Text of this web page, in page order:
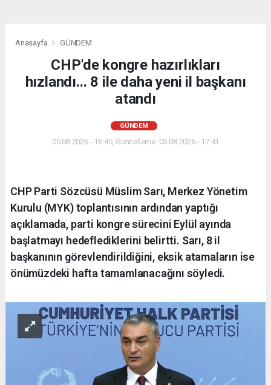
Anasayfa GÜNDEM
CHP'de kongre hazırlıkları
hızlandı... 8 ile daha yeni il başkanı
atandı
GÜNDEM
05.08.2026 - 16:45, Güncelleme: 05.08.2026 - 17:41
CHP Parti Sözcüsü Müslim Sarı, Merkez Yönetim
Kurulu (MYK) toplantısının ardından yaptığı
açıklamada, parti kongre sürecini Eylül ayında
başlatmayı hedeflediklerini belirtti. Sarı, 8 il
başkanının görevlendirildiğini, eksik atamaların ise
önümüzdeki hafta tamamlanacağını söyledi.